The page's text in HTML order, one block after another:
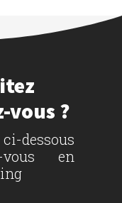
vous ?
dessous
vous en